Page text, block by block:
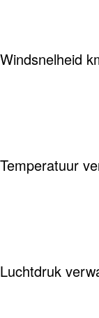
Windsnelheid
Temperatuur
Luchtdruk